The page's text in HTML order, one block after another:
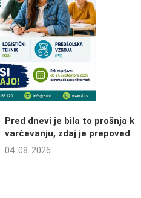
Pred dnevi je bila to prošnja k
varčevanju, zdaj je prepoved
04. 08. 2026